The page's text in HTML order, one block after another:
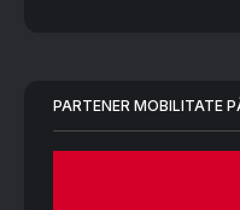
PARTENER MOBILITATE